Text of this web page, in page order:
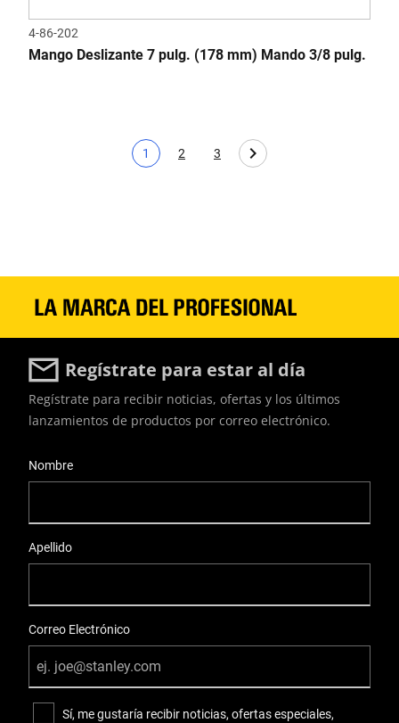
4-86-202
Mango Deslizante 7 pulg. (178 mm) Mando 3/8 pulg.
Página actual
1
Page
2
Page
3
Regístrate para estar al día
Regístrate para recibir noticias, ofertas y los últimos
lanzamientos de productos por correo electrónico.
Nombre
Apellido
Correo Electrónico
Sí, me gustaría recibir noticias, ofertas especiales,